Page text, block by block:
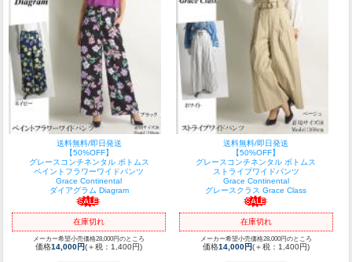
送料無料/即日発送
【50%OFF】
グレースコンチネンタル ボトムス
ペイントフラワーワイドパンツ
Grace Continental
ダイアグラム Diagram
在庫切れ
メーカー希望小売価格28,000円のところ
価格14,000円(＋税：1,400円)
送料無料/即日発送
【50%OFF】
グレースコンチネンタル ボトムス
ストライプワイドパンツ
Grace Continental
グレースクラス Grace Class
在庫切れ
メーカー希望小売価格28,000円のところ
価格14,000円(＋税：1,400円)